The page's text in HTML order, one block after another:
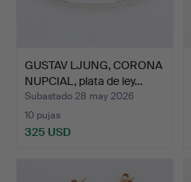
GUSTAV LJUNG, CORONA
NUPCIAL, plata de ley…
Subastado 28 may 2026
10 pujas
325 USD